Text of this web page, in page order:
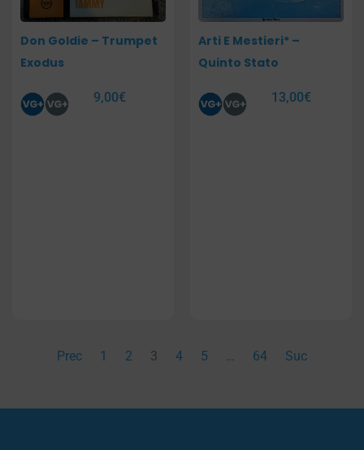
Don Goldie – Trumpet
Exodus
9,00€
Arti E Mestieri* –
Quinto Stato
13,00€
Prec 1 2 3 4 5 … 64 Suc